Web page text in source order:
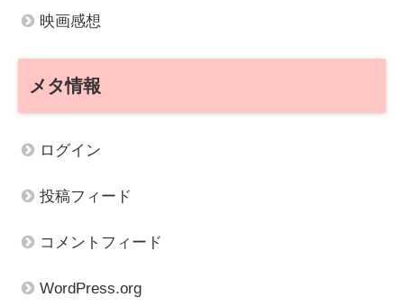
映画感想
メタ情報
ログイン
投稿フィード
コメントフィード
WordPress.org